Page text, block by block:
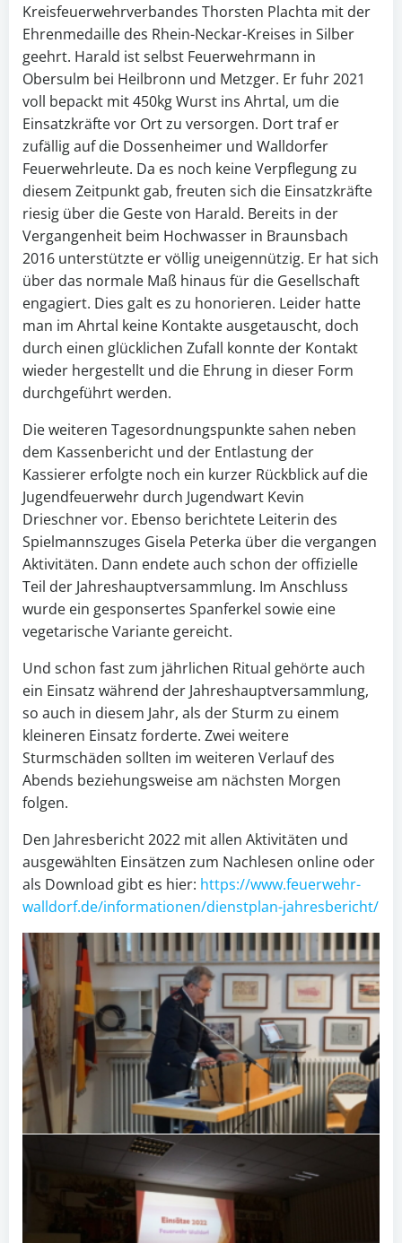
Kreisfeuerwehrverbandes Thorsten Plachta mit der
Ehrenmedaille des Rhein-Neckar-Kreises in Silber
geehrt. Harald ist selbst Feuerwehrmann in
Obersulm bei Heilbronn und Metzger. Er fuhr 2021
voll bepackt mit 450kg Wurst ins Ahrtal, um die
Einsatzkräfte vor Ort zu versorgen. Dort traf er
zufällig auf die Dossenheimer und Walldorfer
Feuerwehrleute. Da es noch keine Verpflegung zu
diesem Zeitpunkt gab, freuten sich die Einsatzkräfte
riesig über die Geste von Harald. Bereits in der
Vergangenheit beim Hochwasser in Braunsbach
2016 unterstützte er völlig uneigennützig. Er hat sich
über das normale Maß hinaus für die Gesellschaft
engagiert. Dies galt es zu honorieren. Leider hatte
man im Ahrtal keine Kontakte ausgetauscht, doch
durch einen glücklichen Zufall konnte der Kontakt
wieder hergestellt und die Ehrung in dieser Form
durchgeführt werden.
Die weiteren Tagesordnungspunkte sahen neben
dem Kassenbericht und der Entlastung der
Kassierer erfolgte noch ein kurzer Rückblick auf die
Jugendfeuerwehr durch Jugendwart Kevin
Drieschner vor. Ebenso berichtete Leiterin des
Spielmannszuges Gisela Peterka über die vergangen
Aktivitäten. Dann endete auch schon der offizielle
Teil der Jahreshauptversammlung. Im Anschluss
wurde ein gesponsertes Spanferkel sowie eine
vegetarische Variante gereicht.
Und schon fast zum jährlichen Ritual gehörte auch
ein Einsatz während der Jahreshauptversammlung,
so auch in diesem Jahr, als der Sturm zu einem
kleineren Einsatz forderte. Zwei weitere
Sturmschäden sollten im weiteren Verlauf des
Abends beziehungsweise am nächsten Morgen
folgen.
Den Jahresbericht 2022 mit allen Aktivitäten und
ausgewählten Einsätzen zum Nachlesen online oder
als Download gibt es hier: https://www.feuerwehr-
walldorf.de/informationen/dienstplan-jahresbericht/